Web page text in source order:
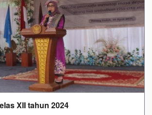
XII tahun 2024